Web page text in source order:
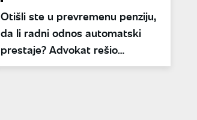
Otišli ste u prevremenu penziju,
da li radni odnos automatski
prestaje? Advokat rešio
nedoumicu